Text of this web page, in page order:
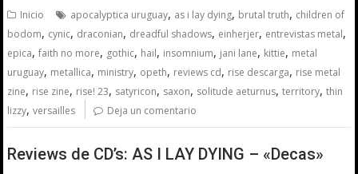
Inicio apocalyptica uruguay, as i lay dying, brutal truth, children of
bodom, cynic, draconian, dreadful shadows, einherjer, entrevistas metal,
epica,faith no more, gothic, hail, insomnium, jani lane, kittie, metal
uruguay, metallica, ministry, opeth, reviews cd, rise descarga, rise metal
zine, rise zine, rise! 23, satyricon, saxon, solitude aeturnus,territory,thin
lizzy,versailles Deja un comentario
Reviews de CD’s: AS I LAY DYING – «Decas»